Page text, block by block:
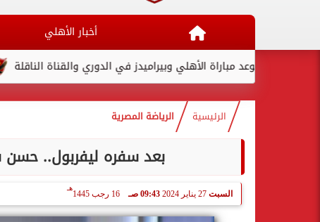
أخبار الأهلي
لامين موعد مباراة الأهلي وبيراميدز في الدوري والقناة الناقلة
الرئيسية الرياضة المصرية
بعد سفره ليفربول..
السبت 27 يناير 2024 09:43 صـ 16 رجب 1445
هـ